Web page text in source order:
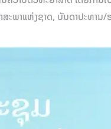
ພາແຫ່ງຊາດ, ບັນດາປະທາ